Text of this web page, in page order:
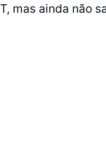
T, mas ainda não